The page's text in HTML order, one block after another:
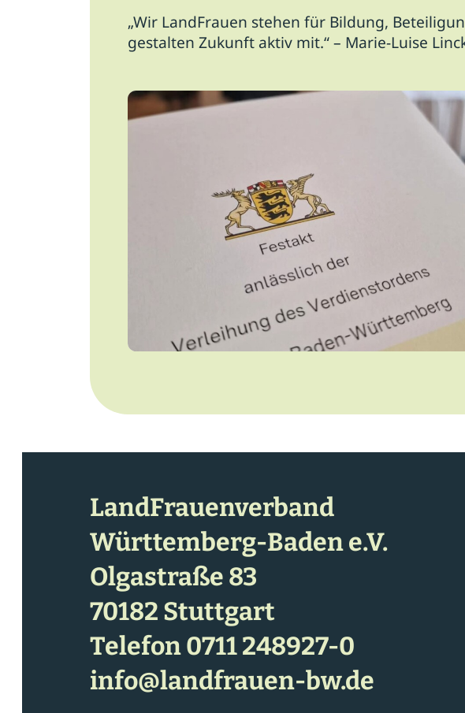
„Wir LandFrauen stehen für Bildung,
gestalten Zukunft aktiv mit.“ – Marie-Luise
LandFrauenverband
Württemberg-Baden e.V.
Olgastraße 83
70182 Stuttgart
Telefon0711 248927-0
info@landfrauen-bw.de